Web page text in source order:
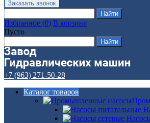
Избранное (0) В корзине
Пусто
+7 (963) 271-50-28
Каталог товаров